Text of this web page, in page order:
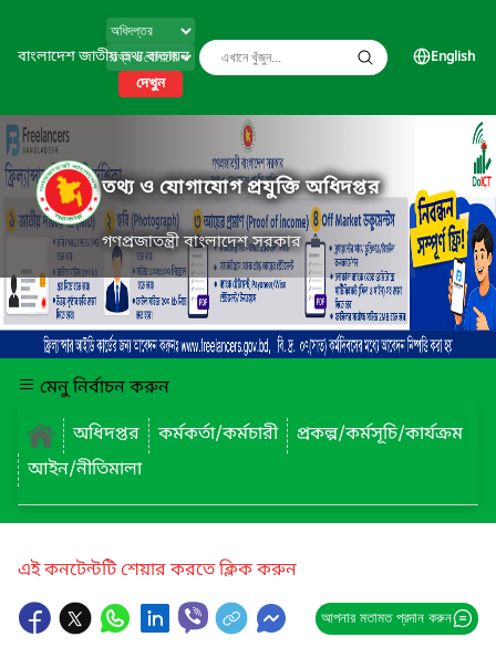
বাংলাদেশ জাতীয় তথ্য বাতায়ন
দেখুন
English
তথ্য ও যোগাযোগ প্রযুক্তি অধিদপ্তর
গণপ্রজাতন্ত্রী বাংলাদেশ সরকার
মেনু নির্বাচন করুন
অধিদপ্তর
কর্মকর্তা/কর্মচারী
প্রকল্প/কর্মসূচি/কার্যক্রম
আইন/নীতিমালা
এই কনটেন্টটি শেয়ার করতে ক্লিক করুন
আপনার মতামত প্রদান করুন